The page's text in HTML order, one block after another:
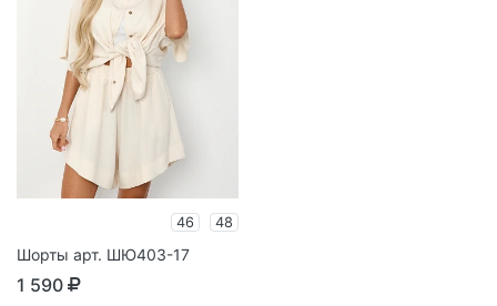
46 48
Шорты арт. ШЮ403-17
1 590